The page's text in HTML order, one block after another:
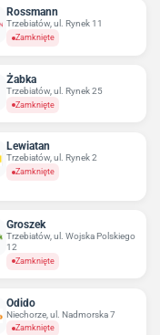
Rossmann
Trzebiatów, ul. Rynek 11
Zamknięte
Żabka
Trzebiatów, ul. Rynek 25
Zamknięte
Lewiatan
Trzebiatów, ul. Rynek 2
Zamknięte
Groszek
Trzebiatów, ul. Wojska Polskiego
12
Zamknięte
Odido
Niechorze, ul. Nadmorska 7
Zamknięte